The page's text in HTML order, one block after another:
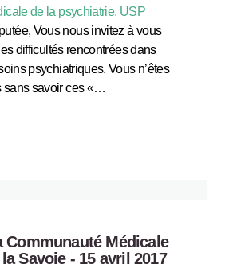
de la psychiatrie, USP
Vous nous invitez à vous
difficultés rencontrées dans
psychiatriques. Vous n’êtes
sans savoir ces «…
Communauté Médicale
Savoie - 15 avril 2017